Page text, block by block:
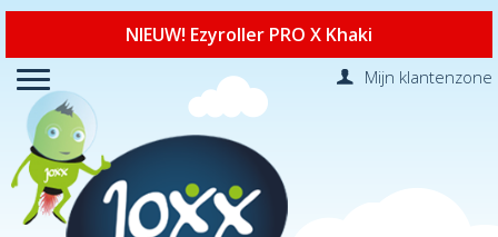
NIEUW! Ezyroller PRO X Khaki
Mijn klantenzone